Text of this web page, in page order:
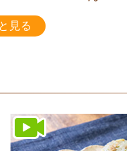
見る